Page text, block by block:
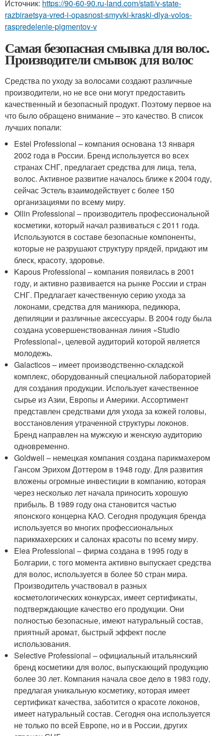
Источник: https://90-60-90.ru-land.com/stati/v-state-
razbiraetsya-vred-i-opasnost-smyvki-kraski-dlya-volos-
raspredelenie-pigmentov-v
Самая безопасная смывка для волос.
Производители смывок для волос
Средства по уходу за волосами создают различные
производители, но не все они могут предоставить
качественный и безопасный продукт. Поэтому первое на
что было обращено внимание – это качество. В список
лучших попали:
Estel Professional – компания основана 13 января
2002 года в России. Бренд используется во всех
странах СНГ, предлагает средства для лица, тела,
волос. Активное развитие началось ближе к 2004 году,
сейчас Эстель взаимодействует с более 150
организациями по всему миру.
Ollin Professional – производитель профессиональной
косметики, который начал развиваться с 2011 года.
Используются в составе безопасные компоненты,
которые не разрушают структуру прядей, придают им
блеск, красоту, здоровье.
Kapous Professional – компания появилась в 2001
году, и активно развивается на рынке России и стран
СНГ. Предлагает качественную серию ухода за
локонами, средства для маникюра, педикюра,
депиляции и различные аксессуары. В 2004 году была
создана усовершенствованная линия «Studio
Professional», целевой аудиторий которой является
молодежь.
Galacticos – имеет производственно-складской
комплекс, оборудованный специальной лабораторией
для создания продукции. Использует качественное
сырье из Азии, Европы и Америки. Ассортимент
представлен средствами для ухода за кожей головы,
восстановления утраченной структуры локонов.
Бренд направлен на мужскую и женскую аудиторию
одновременно.
Goldwell – немецкая компания создана парикмахером
Гансом Эрихом Доттером в 1948 году. Для развития
вложены огромные инвестиции в компанию, которая
через несколько лет начала приносить хорошую
прибыль. В 1989 году она становится частью
японского концерна КАО. Сегодня продукция бренда
используется во многих профессиональных
парикмахерских и салонах красоты по всему миру.
Elea Professional – фирма создана в 1995 году в
Болгарии, с того момента активно выпускает средства
для волос, используется в более 50 стран мира.
Производитель участвовал в разных
косметологических конкурсах, имеет сертификаты,
подтверждающие качество его продукции. Они
полностью безопасные, имеют натуральный состав,
приятный аромат, быстрый эффект после
использования.
Selective Professional – официальный итальянский
бренд косметики для волос, выпускающий продукцию
более 30 лет. Компания начала свое дело в 1983 году,
предлагая уникальную косметику, которая имеет
сертификат качества, заботится о красоте локонов,
имеет натуральный состав. Сегодня она используется
не только по всей Европе, но и в России, других